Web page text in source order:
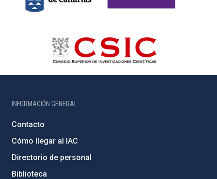
INFORMACIÓN GENERAL
Contacto
Cómo llegar al IAC
Directorio de personal
Biblioteca